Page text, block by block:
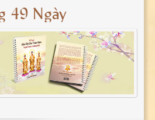
49 Ngày